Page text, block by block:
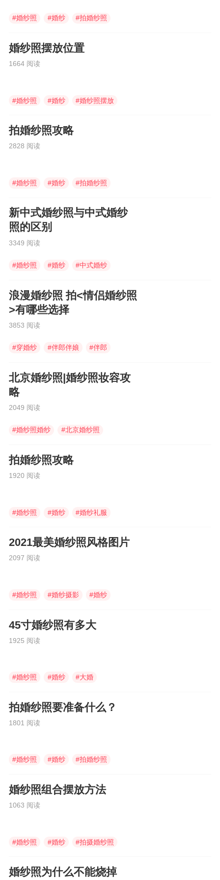
#婚纱照 #婚纱 #拍婚纱照
婚纱照摆放位置
1664 阅读
#婚纱照 #婚纱 #婚纱照摆放
拍婚纱照攻略
2828 阅读
#婚纱照 #婚纱 #拍婚纱照
新中式婚纱照与中式婚纱
照的区别
3349 阅读
#婚纱照 #婚纱 #中式婚纱
浪漫婚纱照 拍<情侣婚纱照
>有哪些选择
3853 阅读
#穿婚纱 #伴郎伴娘 #伴郎
北京婚纱照|婚纱照妆容攻
略
2049 阅读
#婚纱照婚纱 #北京婚纱照
拍婚纱照攻略
1920 阅读
#婚纱照 #婚纱 #婚纱礼服
2021最美婚纱照风格图片
2097 阅读
#婚纱照 #婚纱摄影 #婚纱
45寸婚纱照有多大
1925 阅读
#婚纱照 #婚纱 #大婚
拍婚纱照要准备什么？
1801 阅读
#婚纱照 #婚纱 #拍婚纱照
婚纱照组合摆放方法
1063 阅读
#婚纱照 #婚纱 #拍摄婚纱照
婚纱照为什么不能烧掉